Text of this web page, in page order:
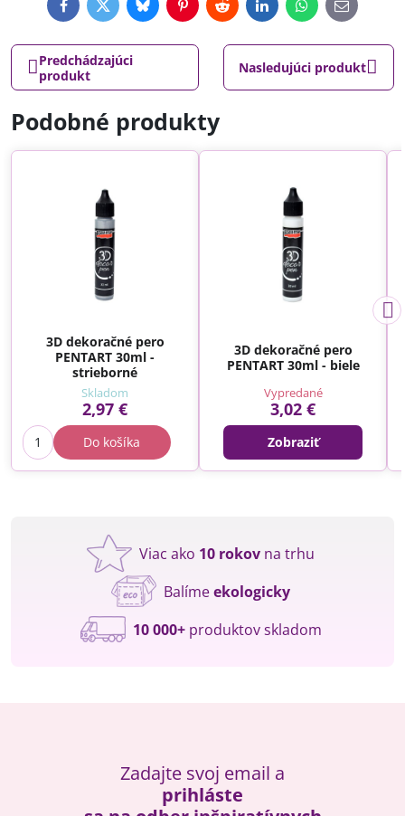
FacebookTwitterBlueskyPinterestRedditLinkedInWhatsApp
E-
mail
Predchádzajúci
produkt
Nasledujúci produkt
Podobné produkty
3D dekoračné pero
PENTART 30ml -
strieborné
Skladom
2,97 €
Do košíka
3D dekoračné pero
PENTART 30ml - biele
Vypredané
3,02 €
Zobraziť
Viac ako 10 rokov na trhu
Balímeekologicky
10 000+produktov skladom
Zadajte svoj email a
prihláste